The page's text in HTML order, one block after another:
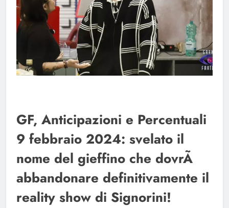
GF, Anticipazioni e Percentuali
9 febbraio 2024: svelato il
nome del gieffino che dovrÃ
abbandonare definitivamente il
reality show di Signorini!